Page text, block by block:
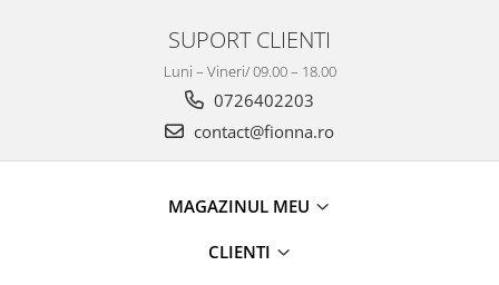
SUPORT CLIENTI
Luni – Vineri/ 09.00 – 18.00
0726402203
contact@fionna.ro
MAGAZINUL MEU
CLIENTI